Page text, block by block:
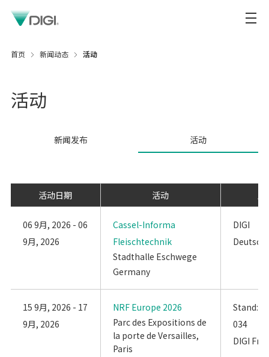
首页 新闻动态 活动
活动
新闻发布 活动
活动日期 活动 展
06 9月, 2026 - 06
9月, 2026
Cassel-Informa
Fleischtechnik
Stadthalle Eschwege
Germany
DIGI
15 9月, 2026 - 17
9月, 2026
NRF Europe 2026
Parc des Expositions de
la porte de Versailles,
Paris
Stand:
034
DIGI